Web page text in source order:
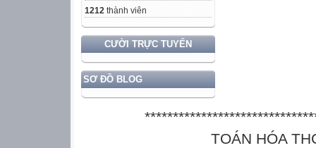
1212 thành viên
CƯỜI TRỰC TUYẾN
SƠ ĐỒ BLOG
TOÁN HÓA